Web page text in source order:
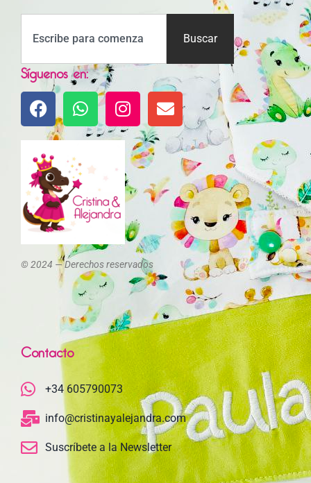
Buscar
Síguenos en:
© 2024 — Derechos reservados
Contacto
+34 605790073
info@cristinayalejandra.com
Suscríbete a la Newsletter